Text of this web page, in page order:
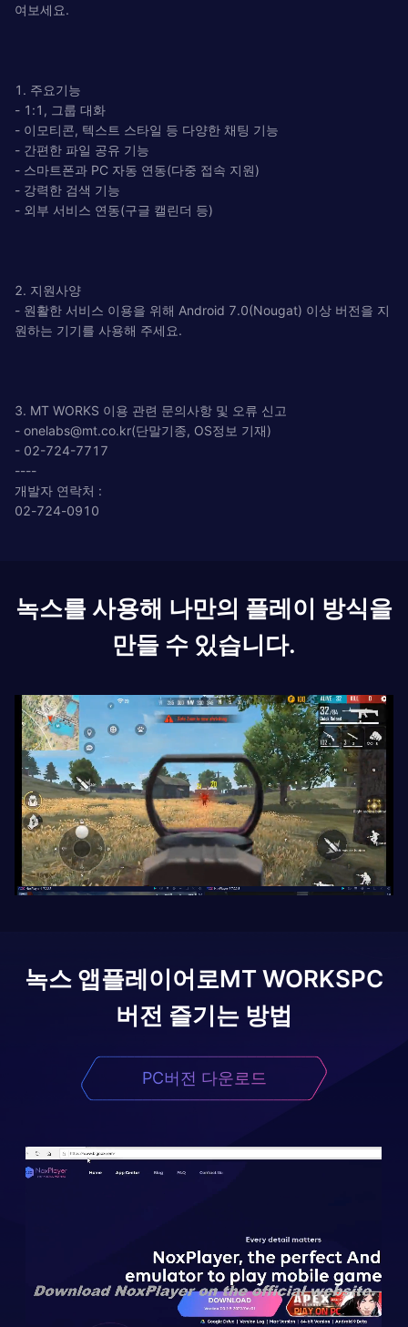
여보세요.
1. 주요기능
- 1:1, 그룹 대화
- 이모티콘, 텍스트 스타일 등 다양한 채팅 기능
- 간편한 파일 공유 기능
- 스마트폰과 PC 자동 연동(다중 접속 지원)
- 강력한 검색 기능
- 외부 서비스 연동(구글 캘린더 등)
2. 지원사양
- 원활한 서비스 이용을 위해 Android 7.0(Nougat) 이상 버전을 지
원하는 기기를 사용해 주세요.
3. MT WORKS 이용 관련 문의사항 및 오류 신고
- onelabs@mt.co.kr(단말기종, OS정보 기재)
- 02-724-7717
----
개발자 연락처 :
02-724-0910
녹스를 사용해 나만의 플레이 방식을
만들 수 있습니다.
녹스 앱플레이어로MT WORKSPC
버전 즐기는 방법
PC버전 다운로드